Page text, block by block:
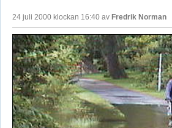
24 juli 2000 klockan 16:40 av Fredrik Norman